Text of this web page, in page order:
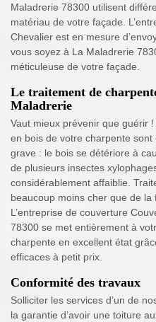
Maladrerie 78300 utilisent
matériau de votre façade.
Chevalier est en mesure
vous soyez à La Maladrerie
méticuleuse de votre façade.
Le traitement de
Maladrerie
Vaut mieux prévenir que guérir
en bois de votre charpente
grave : le bois se détériore à
de plusieurs insectes
considérablement affaiblie.
beaucoup moins cher que de
L’entreprise de couverture
78300 se met entièrement à
charpente en excellent état
efficaces à petit prix.
Conformité des travaux
Solliciter les services d’un de
la garantie d’avoir une toiture